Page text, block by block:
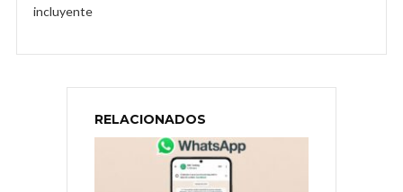
incluyente
RELACIONADOS